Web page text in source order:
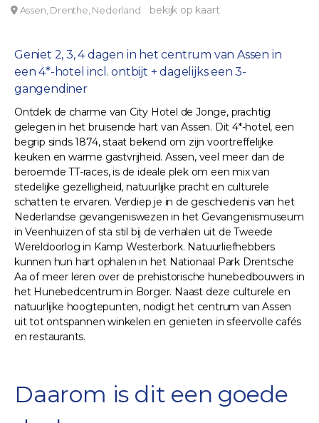
Assen, Drenthe, Nederland bekijk op kaart
Geniet 2, 3, 4 dagen in het centrum van Assen in
een 4*-hotel incl. ontbijt + dagelijks een 3-
gangendiner
Ontdek de charme van City Hotel de Jonge, prachtig
gelegen in het bruisende hart van Assen. Dit 4*-hotel, een
begrip sinds 1874, staat bekend om zijn voortreffelijke
keuken en warme gastvrijheid. Assen, veel meer dan de
beroemde TT-races, is de ideale plek om een mix van
stedelijke gezelligheid, natuurlijke pracht en culturele
schatten te ervaren. Verdiep je in de geschiedenis van het
Nederlandse gevangeniswezen in het Gevangenismuseum
in Veenhuizen of sta stil bij de verhalen uit de Tweede
Wereldoorlog in Kamp Westerbork. Natuurliefhebbers
kunnen hun hart ophalen in het Nationaal Park Drentsche
Aa of meer leren over de prehistorische hunebedbouwers in
het Hunebedcentrum in Borger. Naast deze culturele en
natuurlijke hoogtepunten, nodigt het centrum van Assen
uit tot ontspannen winkelen en genieten in sfeervolle cafés
en restaurants.
Daarom is dit een goede